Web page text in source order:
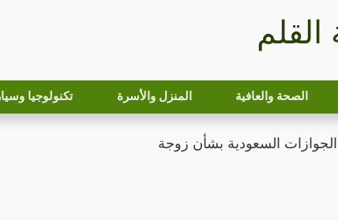
القلم
الصحة والعافية المنزل والأسرة تكنولوجيا
السعودية بشأن زوجة